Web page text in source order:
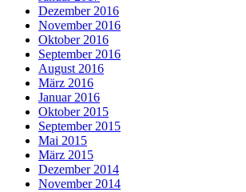
Dezember 2016
November 2016
Oktober 2016
September 2016
August 2016
März 2016
Januar 2016
Oktober 2015
September 2015
Mai 2015
März 2015
Dezember 2014
November 2014